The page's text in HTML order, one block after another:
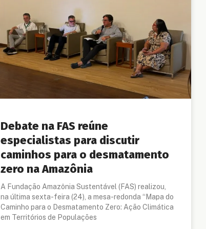
Debate na FAS reúne
especialistas para discutir
caminhos para o desmatamento
zero na Amazônia
A Fundação Amazônia Sustentável (FAS) realizou,
na última sexta-feira (24), a mesa-redonda “Mapa do
Caminho para o Desmatamento Zero: Ação Climática
em Territórios de Populações